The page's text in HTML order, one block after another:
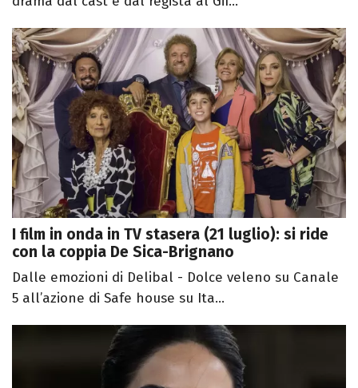
I film in onda in TV stasera (21 luglio): si ride
con la coppia De Sica-Brignano
Dalle emozioni di Delibal - Dolce veleno su Canale
5 all’azione di Safe house su Ita...